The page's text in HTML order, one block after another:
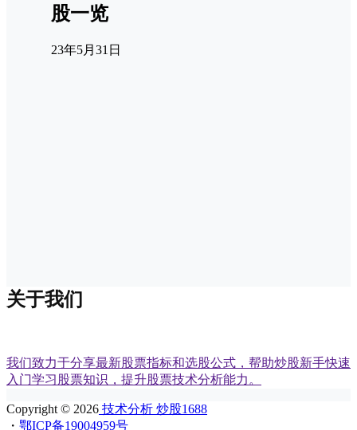
股一览
23年5月31日
关于我们
我们致力于分享最新股票指标和选股公式，帮助炒股新手快速
入门学习股票知识，提升股票技术分析能力。
Copyright © 2026 技术分析 炒股1688
・ 鄂ICP备19004959号